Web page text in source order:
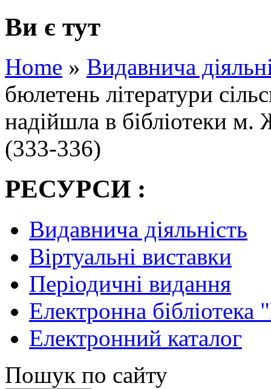
Ви є тут
Home » Видавнича
бюлетень літератури
надійшла в бібліотеки
(333-336)
РЕСУРСИ :
Видавнича діяльність
Віртуальні виставки
Періодичні видання
Електронна
Електронний каталог
Пошук по сайту